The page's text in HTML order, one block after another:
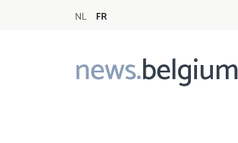
NL FR
news.belgium
Main
navigation